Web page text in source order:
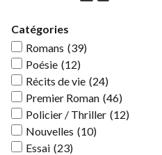
Catégories
Romans (39)
Poésie (12)
Récits de vie (24)
Premier Roman (46)
Policier / Thriller (12)
Nouvelles (10)
Essai (23)